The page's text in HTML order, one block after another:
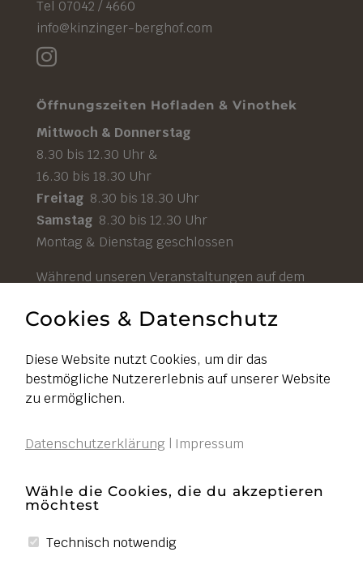
Tel 07042 / 4660
info@kinzinger-berghof.com

Öffnungszeiten Hofladen & Vinothek
Mittwoch & Donnerstag
8.30 bis 12.30 Uhr &
16.30 bis 18.30 Uhr
Freitag8.30 bis 18.30 Uhr
Samstag8.30 bis 12.30 Uhr
Montag & Dienstag geschlossen
Während unseren Veranstaltungen auf dem
Impressum
AGB
Liefer- und Zahlungsbedingungen
Cookies bearbeiten
Cookies & Datenschutz
Diese Website nutzt Cookies, um dir das
bestmögliche Nutzererlebnis auf unserer Website
zu ermöglichen.
Datenschutzerklärung Impressum
Wähle die Cookies, die du akzeptieren
möchtest
Technisch notwendig